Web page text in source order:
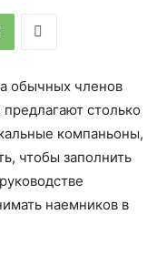
обычных членов
столько
компаньоны,
чтобы заполнить
наемников в